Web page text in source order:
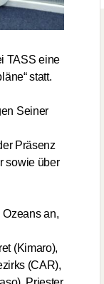
TASS eine
statt.
Seiner
Präsenz
sowie über
an,
(Kimaro),
(CAR),
orthodoxen
Kirche
Patriarch
mit der
Afrika
traf sich